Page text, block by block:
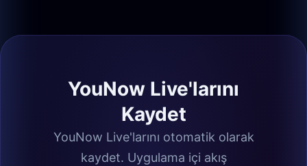
YouNow Live'larını
Kaydet
YouNow Live'larını otomatik olarak
kaydet. Uygulama içi akış